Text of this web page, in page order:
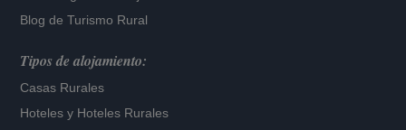
Blog de Turismo Rural
Tipos de alojamiento:
Casas Rurales
Hoteles y Hoteles Rurales